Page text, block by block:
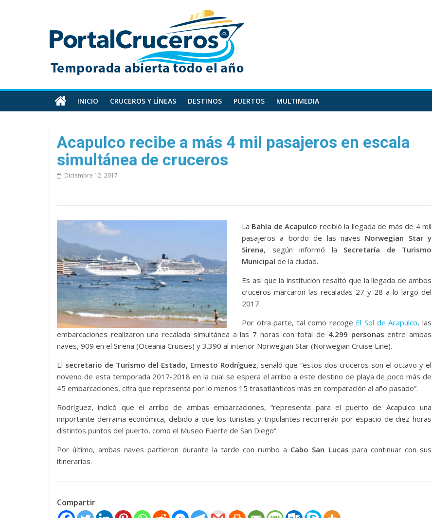
PortalCruceros
Toda
información
cruceros
en
un
sitio
INICIO CRUCEROS Y LÍNEAS DESTINOS PUERTOS MULTIMEDIA
Acapulco recibe a más 4 mil pasajeros en escala
simultánea de cruceros
Diciembre 12, 2017
La Bahía de Acapulco recibió la llegada de más de 4 mil
pasajeros a bordo de las naves Norwegian Star y
Sirena, según informó la Secretaría de Turismo
Municipal de la ciudad.
Es así que la institución resaltó que la llegada de ambos
cruceros marcaron las recaladas 27 y 28 a lo largo del
2017.
Por otra parte, tal como recoge El Sol de Acapulco, las
embarcaciones realizaron una recalada simultánea a las 7 horas con total de 4.299 personas entre ambas
naves, 909 en el Sirena (Oceania Cruises) y 3.390 al interior Norwegian Star (Norwegian Cruise Line).
El secretario de Turismo del Estado, Ernesto Rodríguez, señaló que “estos dos cruceros son el octavo y el
noveno de esta temporada 2017-2018 en la cual se espera el arribo a este destino de playa de poco más de
45 embarcaciones, cifra que representa por lo menos 15 trasatlánticos más en comparación al año pasado”.
Rodríguez, indicó que el arribo de ambas embarcaciones, “representa para el puerto de Acapulco una
importante derrama económica, debido a que los turistas y tripulantes recorrerán por espacio de diez horas
distintos puntos del puerto, como el Museo Fuerte de San Diego”.
Por último, ambas naves partieron durante la tarde con rumbo a Cabo San Lucas para continuar con sus
itinerarios.
Compartir